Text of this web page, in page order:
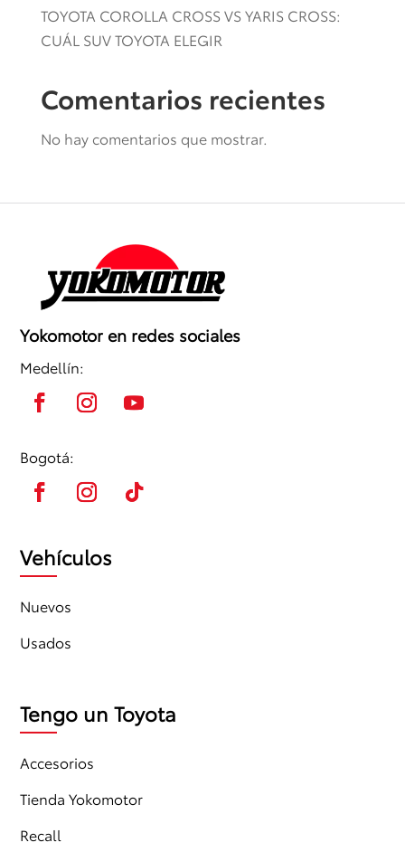
TOYOTA COROLLA CROSS VS YARIS CROSS:
CUÁL SUV TOYOTA ELEGIR
Comentarios recientes
No hay comentarios que mostrar.
Yokomotor en redes sociales
Medellín:
Bogotá:
Vehículos
Nuevos
Usados
Tengo un Toyota
Accesorios
Tienda Yokomotor
Recall